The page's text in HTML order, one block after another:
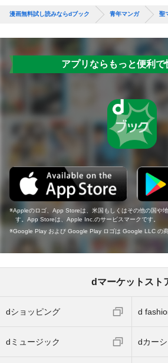
漫画無料試し読みならdブック 青年マンガ 聖
アプリならもっと便利で
Appleのロゴ、App Storeは、米国もしくはその他の国や
す。App Storeは、Apple Inc.のサービスマークです。
Google Play および Google Play ロゴは Google LLC の商
dマーケットスト
dショッピング d
dミュージック dカー